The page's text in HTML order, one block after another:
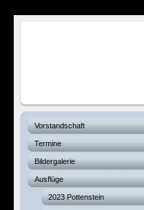
Vorstandschaft
Termine
Bildergalerie
Ausflüge
2023 Pottenstein